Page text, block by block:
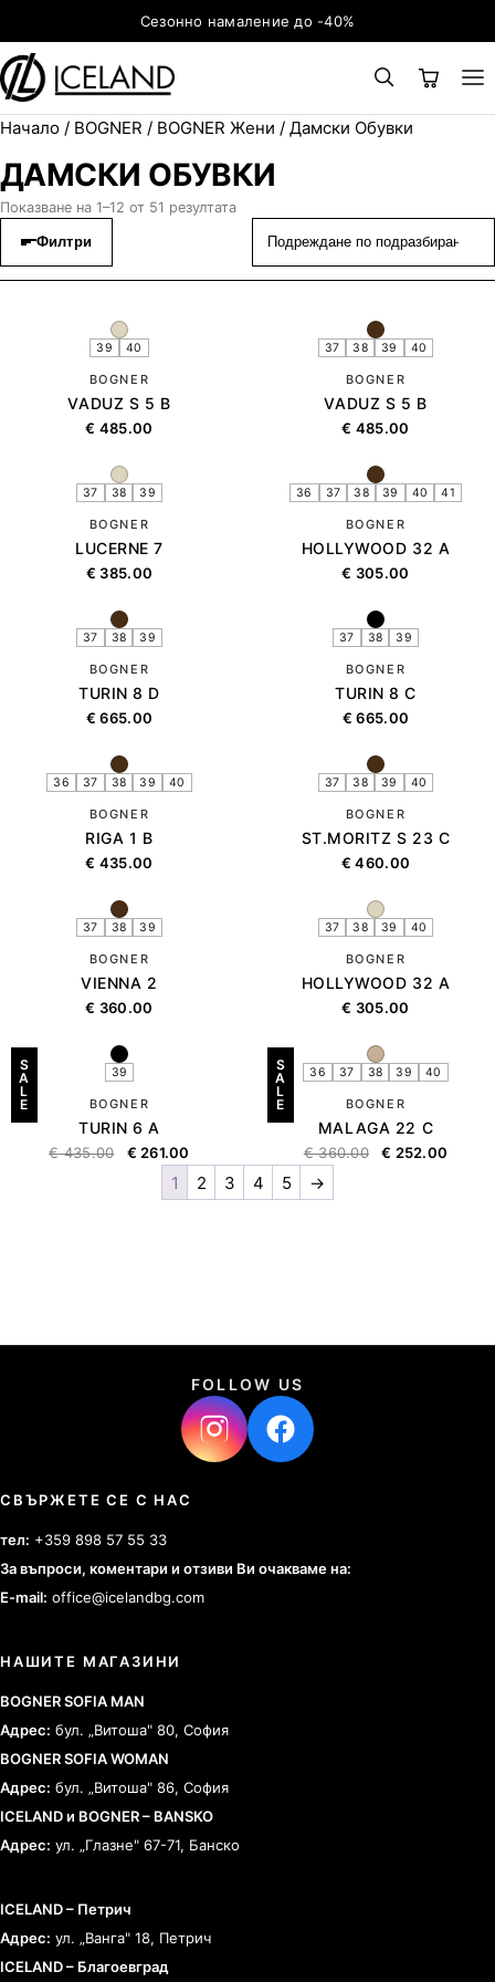
Към съдържаниетоСезонно намаление до -40%
ТЪРСЕНЕ
Начало / BOGNER / BOGNER Жени / Дамски Обувки
ДАМСКИ ОБУВКИ
Показване на 1–12 от 51 резултата
Филтри
39 40
BOGNER
VADUZ S 5 B
€ 485.00
37 38 39 40
BOGNER
VADUZ S 5 B
€ 485.00
37 38 39
BOGNER
LUCERNE 7
€ 385.00
36 37 38 39 40 41
BOGNER
HOLLYWOOD 32 A
€ 305.00
37 38 39
BOGNER
TURIN 8 D
€ 665.00
37 38 39
BOGNER
TURIN 8 C
€ 665.00
36 37 38 39 40
BOGNER
RIGA 1 B
€ 435.00
37 38 39 40
BOGNER
ST.MORITZ S 23 C
€ 460.00
37 38 39
BOGNER
VIENNA 2
€ 360.00
37 38 39 40
BOGNER
HOLLYWOOD 32 A
€ 305.00
S
A
L
E
39
BOGNER
TURIN 6 A
€435.00 € 261.00
S
A
L
E
36 37 38 39 40
BOGNER
MALAGA 22 C
€360.00 € 252.00
1 2 3 4 5 →
FOLLOW US
СВЪРЖЕТЕ СЕ С НАС
тел: +359 898 57 55 33
За въпроси, коментари и отзиви Ви очакваме на:
E-mail: office@icelandbg.com
НАШИТЕ МАГАЗИНИ
BOGNER SOFIA MAN
Адрес: бул. „Витоша" 80, София
BOGNER SOFIA WOMAN
Адрес: бул. „Витоша" 86, София
ICELAND и BOGNER – BANSKO
Адрес: ул. „Глазне" 67-71, Банско
ICELAND – Петрич
Адрес: ул. „Ванга" 18, Петрич
ICELAND – Благоевград